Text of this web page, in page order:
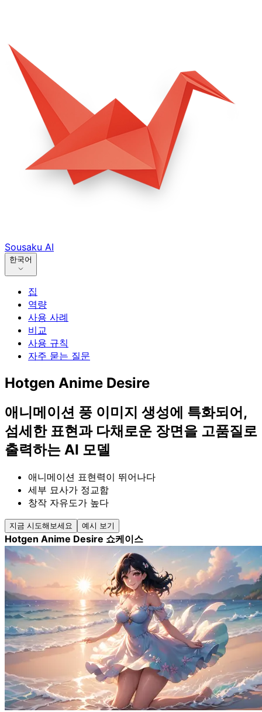
Sousaku AI
한국어
집
역량
사용 사례
비교
사용 규칙
자주 묻는 질문
Hotgen Anime Desire
애니메이션 풍 이미지 생성에 특화되어,
섬세한 표현과 다채로운 장면을 고품질로
출력하는 AI 모델
애니메이션 표현력이 뛰어나다
세부 묘사가 정교함
창작 자유도가 높다
지금 시도해보세요 예시 보기
Hotgen Anime Desire 쇼케이스